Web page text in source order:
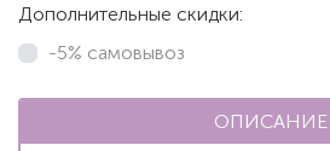
Дополнительные скидки:
-5% самовывоз
ОПИСАНИЕ